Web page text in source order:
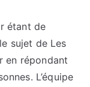
étant de
sujet de Les
en répondant
L’équipe